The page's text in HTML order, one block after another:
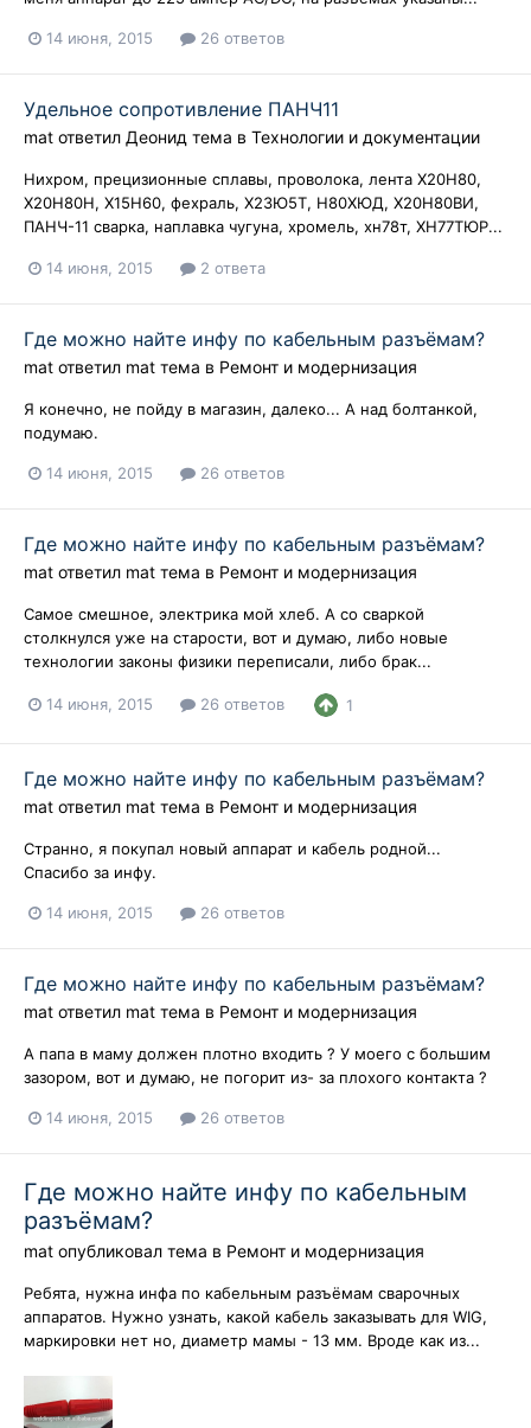
14 июня, 2015 26 ответов
Удельное сопротивление ПАНЧ11
mat ответил Деонид тема в Технологии и документации
Нихром, прецизионные сплавы, проволока, лента Х20Н80,
Х20Н80Н, Х15Н60, фехраль, Х23Ю5Т, Н80ХЮД, Х20Н80ВИ,
ПАНЧ-11 сварка, наплавка чугуна, хромель, хн78т, ХН77ТЮР...
14 июня, 2015 2 ответа
Где можно найте инфу по кабельным разъёмам?
mat ответил mat тема в Ремонт и модернизация
Я конечно, не пойду в магазин, далеко... А над болтанкой,
подумаю.
14 июня, 2015 26 ответов
Где можно найте инфу по кабельным разъёмам?
mat ответил mat тема в Ремонт и модернизация
Самое смешное, электрика мой хлеб. А со сваркой
столкнулся уже на старости, вот и думаю, либо новые
технологии законы физики переписали, либо брак...
14 июня, 2015 26 ответов 1
Где можно найте инфу по кабельным разъёмам?
mat ответил mat тема в Ремонт и модернизация
Странно, я покупал новый аппарат и кабель родной...
Спасибо за инфу.
14 июня, 2015 26 ответов
Где можно найте инфу по кабельным разъёмам?
mat ответил mat тема в Ремонт и модернизация
А папа в маму должен плотно входить ? У моего с большим
зазором, вот и думаю, не погорит из- за плохого контакта ?
14 июня, 2015 26 ответов
Где можно найте инфу по кабельным
разъёмам?
mat опубликовал тема в Ремонт и модернизация
Ребята, нужна инфа по кабельным разъёмам сварочных
аппаратов. Нужно узнать, какой кабель заказывать для WIG,
маркировки нет но, диаметр мамы - 13 мм. Вроде как из...